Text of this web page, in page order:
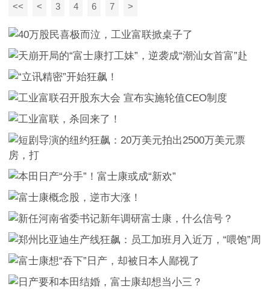
<< < 3 4 6 7 >